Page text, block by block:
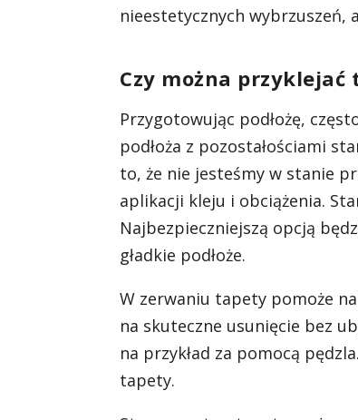
nieestetycznych wybrzuszeń,
Czy można przyklejać
Przygotowując podłożę,
podłoża z pozostałościami
to, że nie jesteśmy w stanie
aplikacji kleju i obciążenia.
Najbezpieczniejszą opcją
gładkie podłoże.
W zerwaniu tapety pomoże
na skuteczne usunięcie bez
na przykład za pomocą
tapety.